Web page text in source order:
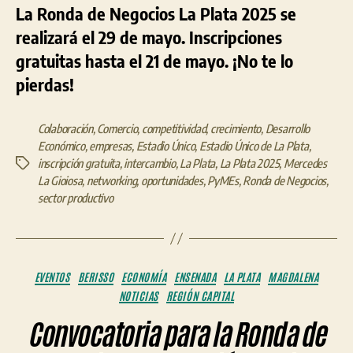
La Ronda de Negocios La Plata 2025 se
realizará el 29 de mayo. Inscripciones
gratuitas hasta el 21 de mayo. ¡No te lo
pierdas!
Etiquetas
Colaboración,Comercio, competitividad,crecimiento, Desarrollo
Económico,empresas, Estadio Único, Estadio Único de La Plata,
inscripción gratuita,intercambio,La Plata, La Plata 2025, Mercedes
La Gioiosa, networking, oportunidades,PyMEs,Ronda de Negocios,
sector productivo
Categorías
EVENTOS BERISSO ECONOMÍA ENSENADA LA PLATA MAGDALENA
NOTICIAS
REGIÓN CAPITAL
Convocatoria para la Ronda de